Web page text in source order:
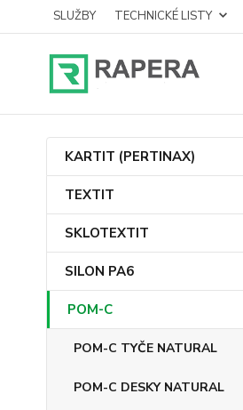
SLUŽBY TECHNICKÉ LISTY
KARTIT (PERTINAX)
TEXTIT
SKLOTEXTIT
SILON PA6
POM-C
POM-C TYČE NATURAL
POM-C DESKY NATURAL